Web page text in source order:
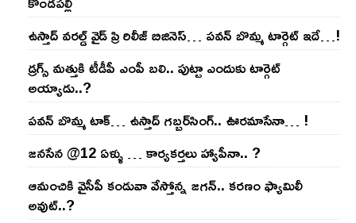
ఉస్తాద్ వ‌ర‌ల్డ్ వైడ్ ప్రి రిలీజ్ బిజినెస్‌… ప‌వ‌న్ బొమ్మ టార్గెట్ ఇదే…!
డ్రగ్స్ మత్తుకి టీడీపీ ఎంపీ బలి.. పుట్టా ఎందుకు టార్గెట్
అయ్యాడు..?
ప‌వ‌న్ బొమ్మ టాక్‌… ఉస్తాద్ గ‌బ్బ‌ర్‌సింగ్‌.. ఊర‌మాసేనా… !
జనసేన @12 ఏళ్ళు … కార్యకర్తలు హ్యాపీనా.. ?
ఆమంచికి వైసీపీ కండువా వేస్తోన్న జ‌గ‌న్‌.. క‌ర‌ణం ఫ్యామిలీ
అవుట్‌..?